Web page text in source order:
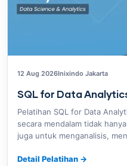
12 Aug 2026Inixindo Jakarta
SQL for Data
Pelatihan SQL for Data
secara mendalam tidak
juga untuk menganalisis,
Detail Pelatihan →